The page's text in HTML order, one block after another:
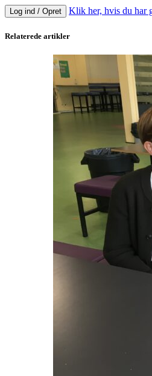
Log ind / Opret Klik her, hvis du har
Relaterede artikler